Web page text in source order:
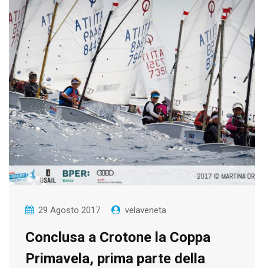
29 Agosto 2017 velaveneta
Conclusa a Crotone la Coppa
Primavela, prima parte della